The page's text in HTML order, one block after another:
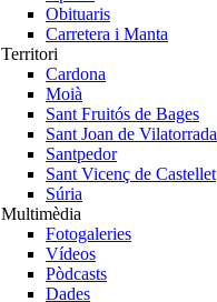
Obituaris
Carretera i Manta
Territori
Cardona
Moià
Sant Fruitós de Bages
Sant Joan de Vilatorrada
Santpedor
Sant Vicenç de Castellet
Súria
Multimèdia
Fotogaleries
Vídeos
Pòdcasts
Dades